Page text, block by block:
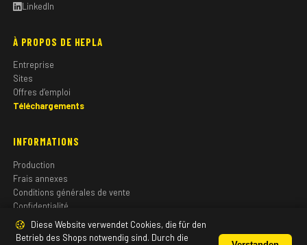
LinkedIn
À PROPOS DE HEPLA
Entreprise
Sites
Offres d’emploi
Téléchargements
INFORMATIONS
Production
Frais annexes
Conditions générales de vente
Confidentialité
Mentions légales
Diese Website verwendet Cookies, die für den
Betrieb des Shops notwendig sind. Durch die